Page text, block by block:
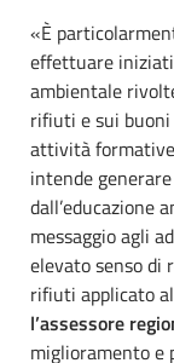
«È
effettuare
ambientale
rifiuti e sui
attività
intende
dall’educazione
messaggio agli
elevato senso di
rifiuti applicato
l’assessore
miglioramento e